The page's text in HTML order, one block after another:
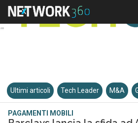
Ultimi articoli Tech Leader M&A
PAGAMENTI MOBILI